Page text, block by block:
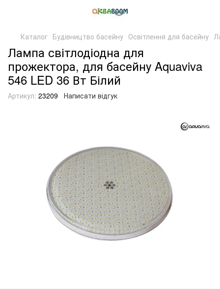
Каталог Будівництво басейну Освітлення для басейну
Лампа світлодіодна для
прожектора, для басейну Aquaviva
546 LED 36 Вт Білий
Артикул: 23209 Написати відгук